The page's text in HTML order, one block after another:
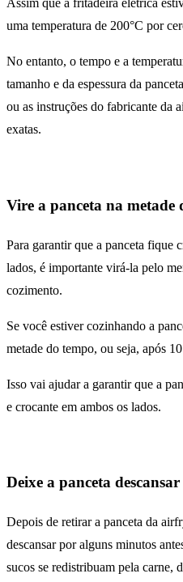
Assim que a fritadeira elétrica
uma temperatura de 200°C por
No entanto, o tempo e a
tamanho e da espessura da
ou as instruções do fabricante da
exatas.
Vire a panceta na metade
Para garantir que a panceta fique
lados, é importante virá-la pelo
cozimento.
Se você estiver cozinhando a
metade do tempo, ou seja, após
Isso vai ajudar a garantir que a
e crocante em ambos os lados.
Deixe a panceta
Depois de retirar a panceta da
descansar por alguns minutos
sucos se redistribuam pela carne,